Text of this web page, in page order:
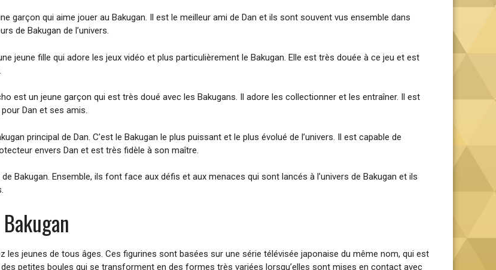
garçon qui aime jouer au Bakugan. Il est le meilleur ami de Dan et ils sont souvent vus ensemble dans
de Bakugan de l’univers.
jeune fille qui adore les jeux vidéo et plus particulièrement le Bakugan. Elle est très douée à ce jeu et est
est un jeune garçon qui est très doué avec les Bakugans. Il adore les collectionner et les entraîner. Il est
Dan et ses amis.
principal de Dan. C’est le Bakugan le plus puissant et le plus évolué de l’univers. Il est capable de
envers Dan et est très fidèle à son maître.
Bakugan. Ensemble, ils font face aux défis et aux menaces qui sont lancés à l’univers de Bakugan et ils
les jeunes de tous âges. Ces figurines sont basées sur une série télévisée japonaise du même nom, qui est
petites boules qui se transforment en des formes très variées lorsqu’elles sont mises en contact avec